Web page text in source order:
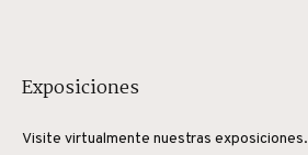
Exposiciones
Visite virtualmente nuestras exposiciones.